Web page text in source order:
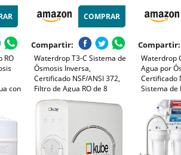
RO
con
y
COMPRAR
Compartir:
Waterdrop T3-C Sistema de
Ósmosis Inversa,
Certificado NSF/ANSI 372,
Filtro de Agua RO de 8
Etapas, Sistema de
Filtración de Agua sin
Tanque de 450 GPD,
Relación Agua Pura-
Desagüe de 2:1, Libre de
BPA
Compartir:
Waterdrop
Agua por
Certificado
Sistema de
700G,
Etapas,
2:1, Grifo
Sin BPA